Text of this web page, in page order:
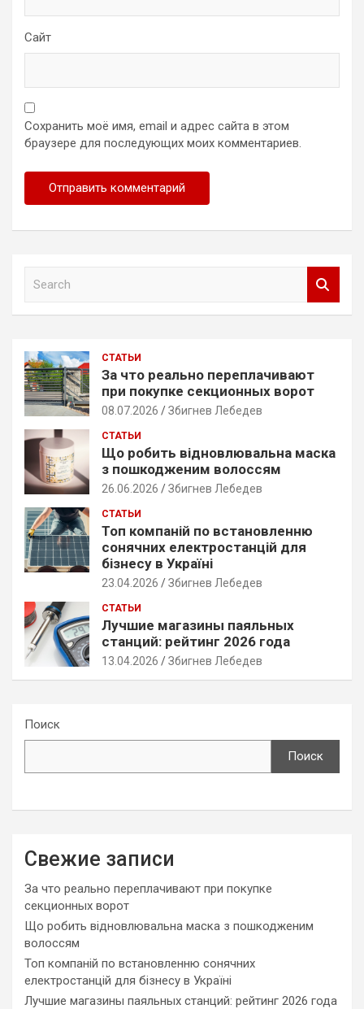
Сайт
Сохранить моё имя, email и адрес сайта в этом
браузере для последующих моих комментариев.
h
СТАТЬИ
За что реально переплачивают
при покупке секционных ворот
08.07.2026 Збигнев Лебедев
СТАТЬИ
Що робить відновлювальна маска
з пошкодженим волоссям
26.06.2026 Збигнев Лебедев
СТАТЬИ
Топ компаній по встановленню
сонячних електростанцій для
бізнесу в Україні
23.04.2026 Збигнев Лебедев
СТАТЬИ
Лучшие магазины паяльных
станций: рейтинг 2026 года
13.04.2026 Збигнев Лебедев
Поиск
Поиск
Свежие записи
За что реально переплачивают при покупке
секционных ворот
Що робить відновлювальна маска з пошкодженим
волоссям
Топ компаній по встановленню сонячних
електростанцій для бізнесу в Україні
Лучшие магазины паяльных станций: рейтинг 2026 года